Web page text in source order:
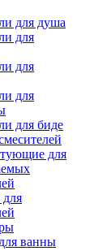
для душа
для
для
для
для биде
для
ванны